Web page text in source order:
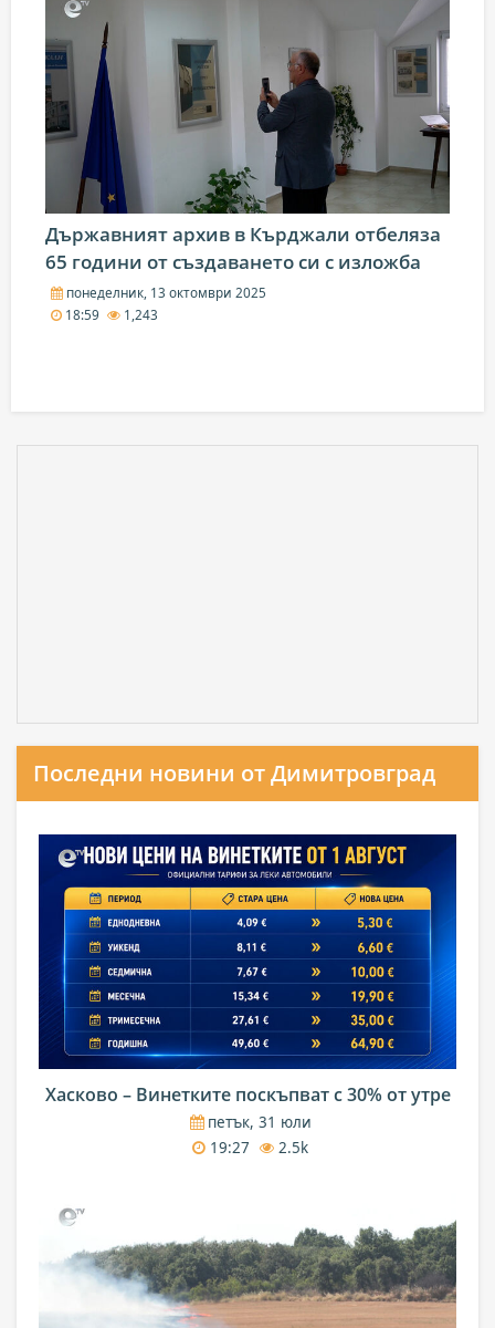
Държавният архив в Кърджали отбеляза
65 години от създаването си с изложба
понеделник, 13 октомври 2025
18:59
1,243
Последни новини от Димитровград
Хасково – Винетките поскъпват с 30% от утре
петък, 31 юли
19:27
2.5k